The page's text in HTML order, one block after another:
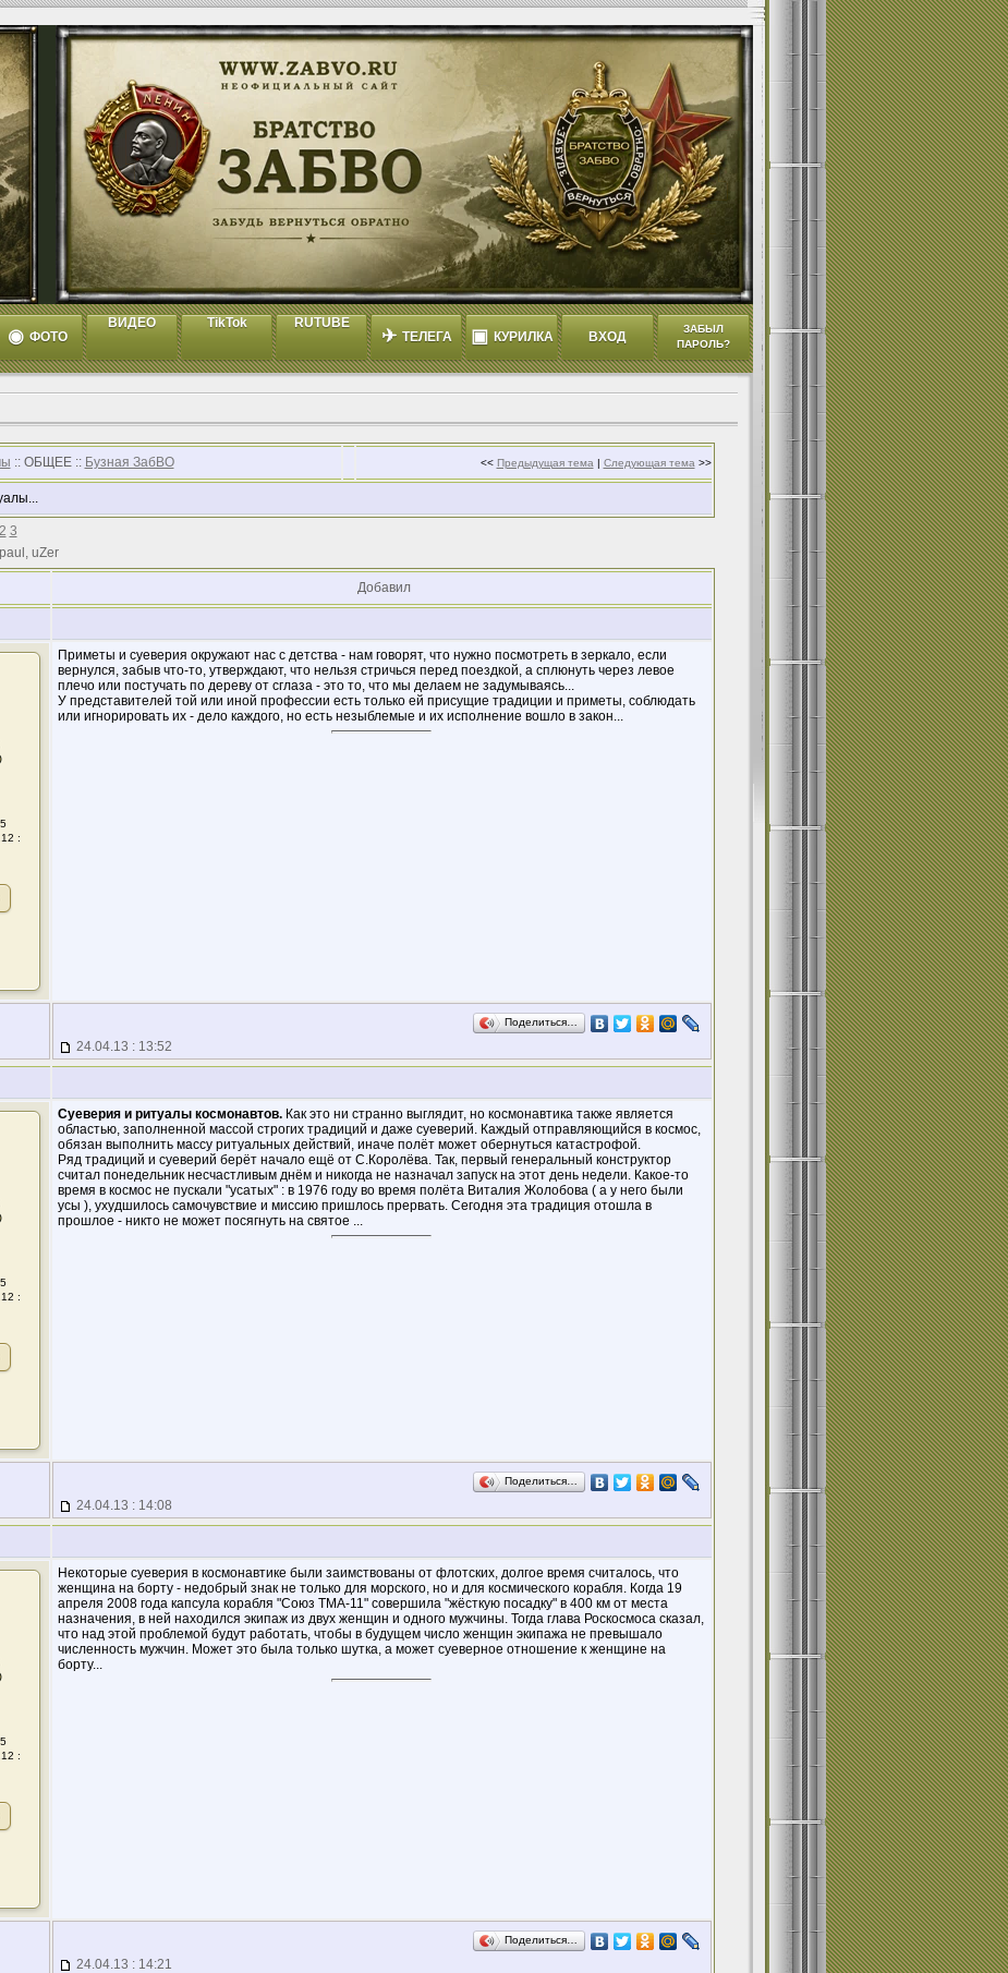
◉ ФОТО
ВИДЕО TikTok RUTUBE
✈ ТЕЛЕГА ▣ КУРИЛКА ВХОД
ЗАБЫЛ
ПАРОЛЬ?
:: ОБЩЕЕ :: Бузная ЗабВО << Предыдущая тема | Следующая тема >>
2 3
uZer
Добавил
:
Приметы и суеверия окружают нас с детства - нам говорят, что нужно посмотреть в зеркало, если
вернулся, забыв что-то, утверждают, что нельзя стричься перед поездкой, а сплюнуть через левое
плечо или постучать по дереву от сглаза - это то, что мы делаем не задумываясь...
У представителей той или иной профессии есть только ей присущие традиции и приметы, соблюдать
или игнорировать их - дело каждого, но есть незыблемые и их исполнение вошло в закон...
Поделиться…
24.04.13 : 13:52
:
Суеверия и ритуалы космонавтов.Как это ни странно выглядит, но космонавтика также является
областью, заполненной массой строгих традиций и даже суеверий. Каждый отправляющийся в космос,
обязан выполнить массу ритуальных действий, иначе полёт может обернуться катастрофой.
Ряд традиций и суеверий берёт начало ещё от С.Королёва. Так, первый генеральный конструктор
считал понедельник несчастливым днём и никогда не назначал запуск на этот день недели. Какое-то
время в космос не пускали "усатых" : в 1976 году во время полёта Виталия Жолобова ( а у него были
усы ), ухудшилось самочувствие и миссию пришлось прервать. Сегодня эта традиция отошла в
прошлое - никто не может посягнуть на святое ...
Поделиться…
24.04.13 : 14:08
:
Некоторые суеверия в космонавтике были заимствованы от флотских, долгое время считалось, что
женщина на борту - недобрый знак не только для морского, но и для космического корабля. Когда 19
апреля 2008 года капсула корабля "Союз ТМА-11" совершила "жёсткую посадку" в 400 км от места
назначения, в ней находился экипаж из двух женщин и одного мужчины. Тогда глава Роскосмоса сказал,
что над этой проблемой будут работать, чтобы в будущем число женщин экипажа не превышало
численность мужчин. Может это была только шутка, а может суеверное отношение к женщине на
борту...
Поделиться…
24.04.13 : 14:21